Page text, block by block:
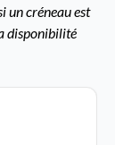
un créneau est
disponibilité